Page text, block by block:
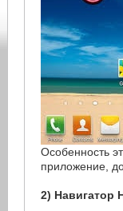
Особенность
приложение,
2) Навигатор